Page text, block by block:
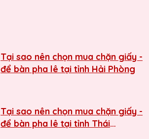
Tại sao nên chọn mua chặn giấy -
để bàn pha lê tại tỉnh Hải Phòng
Tại sao nên chọn mua chặn giấy -
để bàn pha lê tại tỉnh Thái